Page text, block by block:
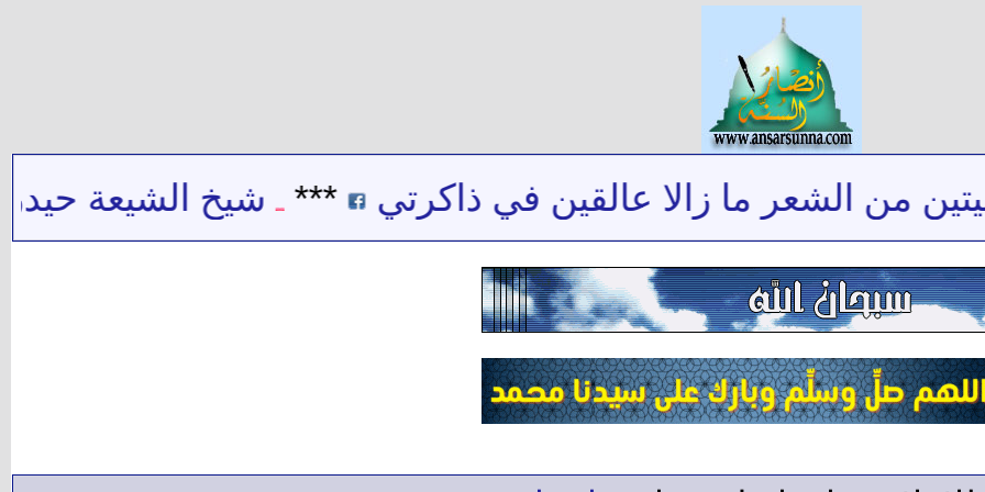
من الشعر ما زالا عالقين في ذاكرتي *** شيخ الشيعة حيدر حب